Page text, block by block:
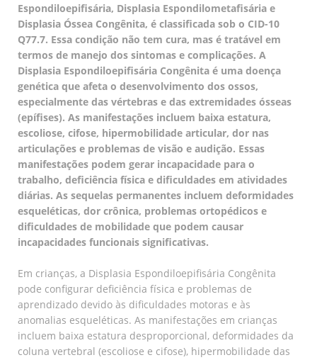
Espondiloepifisária, Displasia Espondilometafisária e
Displasia Óssea Congênita, é classificada sob o CID-10
Q77.7. Essa condição não tem cura, mas é tratável em
termos de manejo dos sintomas e complicações. A
Displasia Espondiloepifisária Congênita é uma doença
genética que afeta o desenvolvimento dos ossos,
especialmente das vértebras e das extremidades ósseas
(epífises). As manifestações incluem baixa estatura,
escoliose, cifose, hipermobilidade articular, dor nas
articulações e problemas de visão e audição. Essas
manifestações podem gerar incapacidade para o
trabalho, deficiência física e dificuldades em atividades
diárias. As sequelas permanentes incluem deformidades
esqueléticas, dor crônica, problemas ortopédicos e
dificuldades de mobilidade que podem causar
incapacidades funcionais significativas.
Em crianças, a Displasia Espondiloepifisária Congênita
pode configurar deficiência física e problemas de
aprendizado devido às dificuldades motoras e às
anomalias esqueléticas. As manifestações em crianças
incluem baixa estatura desproporcional, deformidades da
coluna vertebral (escoliose e cifose), hipermobilidade das